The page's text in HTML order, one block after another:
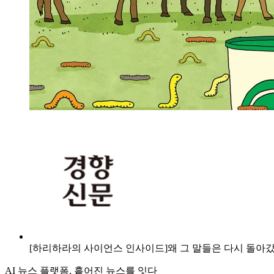
[하리하라의 사이언스 인사이드]왜 그 말들은 다시 돌아
AI 뉴스 플랫폼, 흩어진 뉴스를 잇다